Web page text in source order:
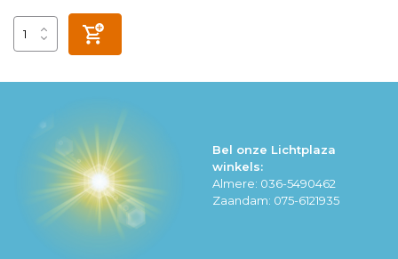
Bel onze Lichtplaza
winkels:
Almere: 036-5490462
Zaandam: 075-6121935